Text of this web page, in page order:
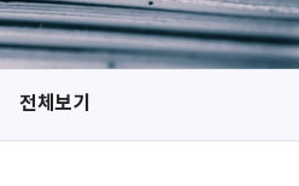
전체보기